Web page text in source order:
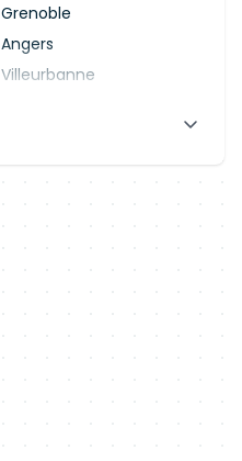
Grenoble
Angers
Villeurbanne